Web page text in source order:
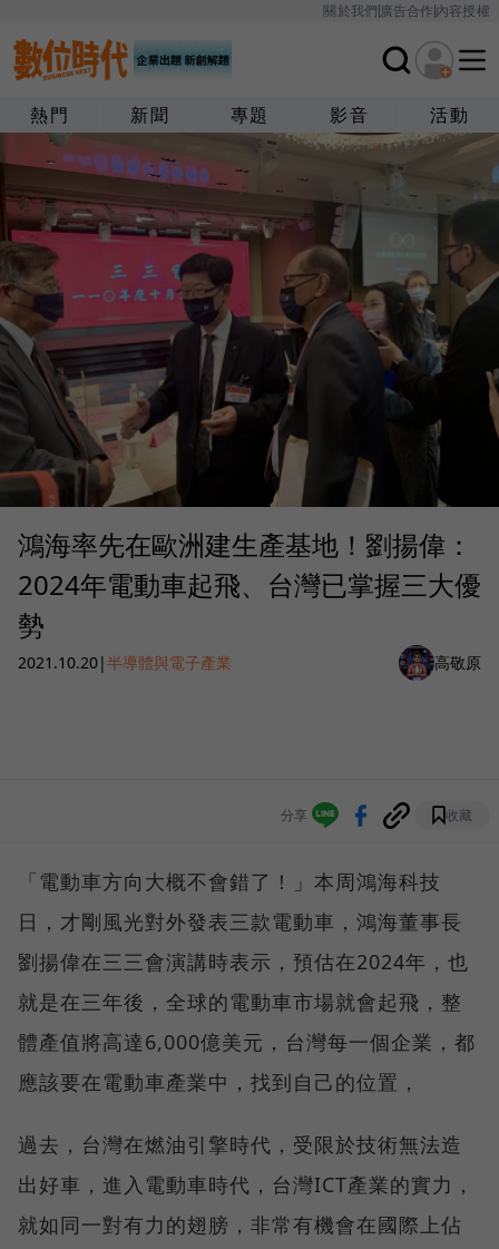
關於我們廣告合作內容授權
熱門 新聞 專題 影音 活動
鴻海率先在歐洲建生產基地！劉揚偉：
2024年電動車起飛、台灣已掌握三大優
勢
2021.10.20|半導體與電子產業 高敬原
分享 收藏
「電動車方向大概不會錯了！」本周鴻海科技
日，才剛風光對外發表三款電動車，鴻海董事長
劉揚偉在三三會演講時表示，預估在2024年，也
就是在三年後，全球的電動車市場就會起飛，整
體產值將高達6,000億美元，台灣每一個企業，都
應該要在電動車產業中，找到自己的位置，
過去，台灣在燃油引擎時代，受限於技術無法造
出好車，進入電動車時代，台灣ICT產業的實力，
就如同一對有力的翅膀，非常有機會在國際上佔